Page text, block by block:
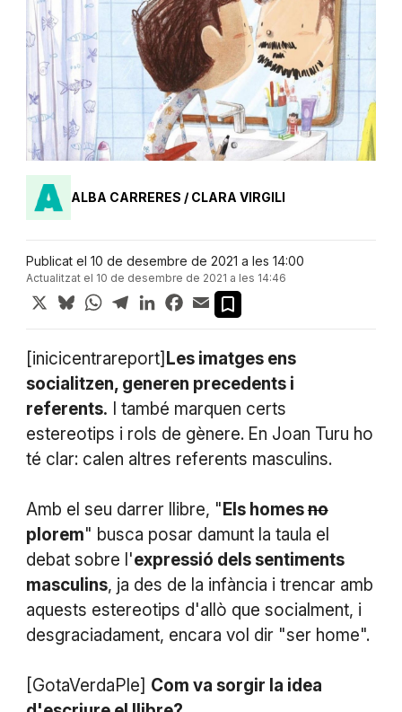
ALBA CARRERES / CLARA VIRGILI
Publicat el 10 de desembre de 2021 a les 14:00
Actualitzat el 10 de desembre de 2021 a les 14:46
X BlueskyWhatsApp
TelegramLinkedInFacebook
Email
[inicicentrareport] Les imatges ens
socialitzen, generen precedents i
referents. I també marquen certs
estereotips i rols de gènere. En Joan Turu ho
té clar: calen altres referents masculins.
Amb el seu darrer llibre, " Els homesno
plorem" busca posar damunt la taula el
debat sobre l'expressió dels sentiments
masculins, ja des de la infància i trencar amb
aquests estereotips d'allò que socialment, i
desgraciadament, encara vol dir "ser home".
[GotaVerdaPle] Com va sorgir la idea